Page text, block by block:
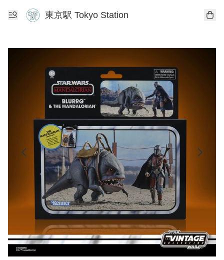
東京駅 Tokyo Station